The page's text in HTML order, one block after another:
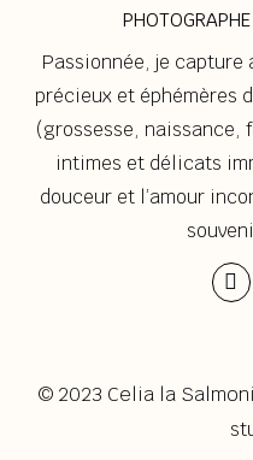
Passionnée, je capture
précieux et éphémères
(grossesse, naissance,
intimes et délicats
douceur et l’amour
© 2023 Celia la